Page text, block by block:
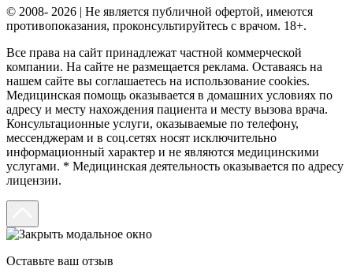
© 2008- 2026 | Не является публичной офертой, имеются
противопоказания, проконсультируйтесь с врачом. 18+.
Все права на сайт принадлежат частной коммерческой
компании. На сайте не размещается реклама. Оставаясь на
нашем сайте вы соглашаетесь на использование cookies.
Медицинская помощь оказывается в домашних условиях по
адресу и месту нахождения пациента и месту вызова врача.
Консультационные услуги, оказываемые по телефону,
мессенджерам и в соц.сетях носят исключительно
информационный характер и не являются медицинскими
услугами. * Медицинская деятельность оказывается по адресу
лицензии.
Оставьте ваш отзыв